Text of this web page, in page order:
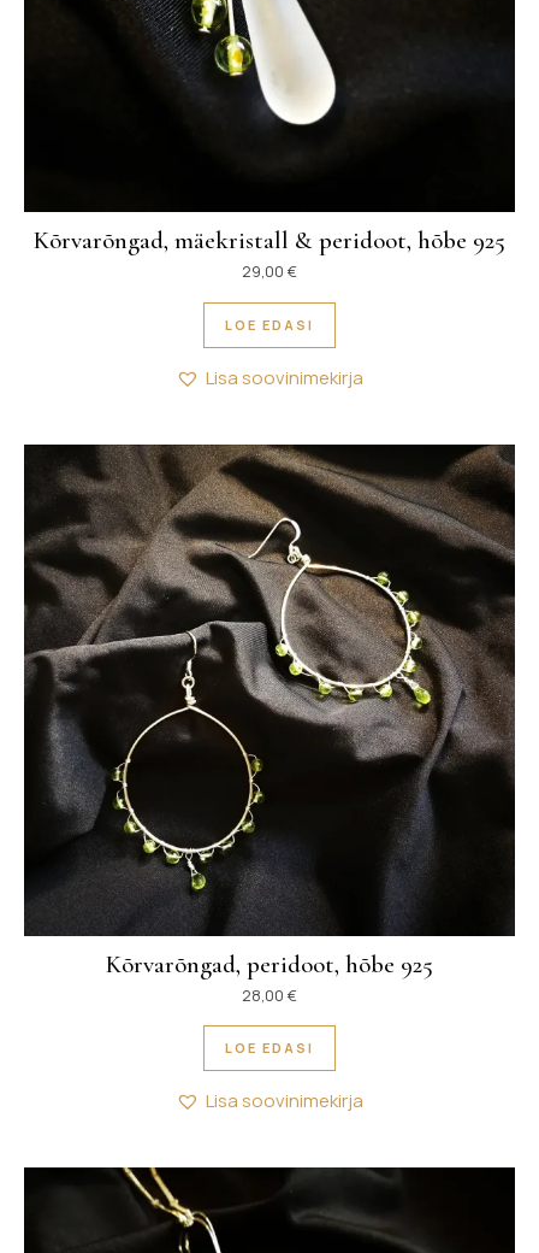
Kõrvarõngad, mäekristall & peridoot, hõbe 925
29,00 €
LOE EDASI
Lisa soovinimekirja
Kõrvarõngad, peridoot, hõbe 925
28,00 €
LOE EDASI
Lisa soovinimekirja